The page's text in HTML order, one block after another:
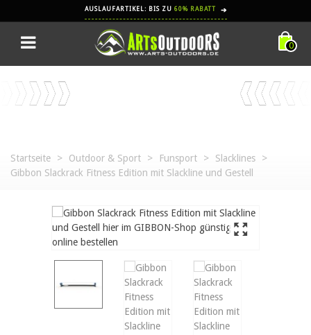
AUSLAUFARTIKEL: BIS ZU 60% RABATT ➔
0
Startseite > Outdoor & Sport > Funsport > Slacklines
>
Gibbon Slackrack Fitness Edition mit Slackline und Gestell